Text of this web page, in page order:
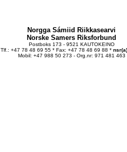
Norgga Sámiid Riikkasearvi
Norske Samers Riksforbund
Postboks 173 - 9521 KAUTOKEINO
Tlf.: +47 78 48 69 55 * Fax: +47 78 48 69 88 *
Mobil: +47 988 50 273 - Org.nr: 971 481 463